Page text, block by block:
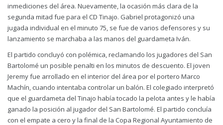
inmediciones del área. Nuevamente, la ocasión más clara de la
segunda mitad fue para el CD Tinajo. Gabriel protagonizó una
jugada individual en el minuto 75, se fue de varios defensores y su
lanzamiento se marchaba a las manos del guardameta Iván.
El partido concluyó con polémica, reclamando los jugadores del San
Bartolomé un posible penalti en los minutos de descuento. El joven
Jeremy fue arrollado en el interior del área por el portero Marco
Machín, cuando intentaba controlar un balón. El colegiado interpretó
que el guardameta del Tinajo había tocado la pelota antes y le había
ganado la posición al jugador del San Bartolomé. El partido concluía
con el empate a cero y la final de la Copa Regional Ayuntamiento de